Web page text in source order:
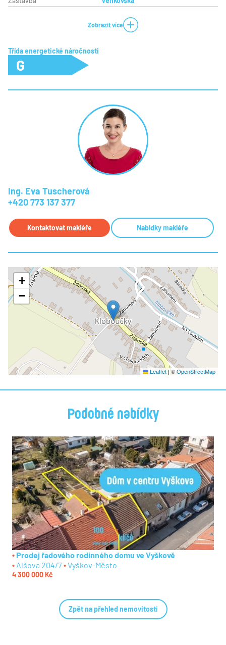
Zobrazit více
Třída energetické náročnosti
G
Ing. Eva Tuscherová
+420 773 137 377
Kontaktovat makléře Nabídky makléře
+
−
Leaflet |©OpenStreetMap
Podobné nabídky
Prodej řadového rodinného domu ve Vyškově
Alšova 204/7 Vyškov-Město
4 300 000 Kč
Zpět na přehled nemovitostí